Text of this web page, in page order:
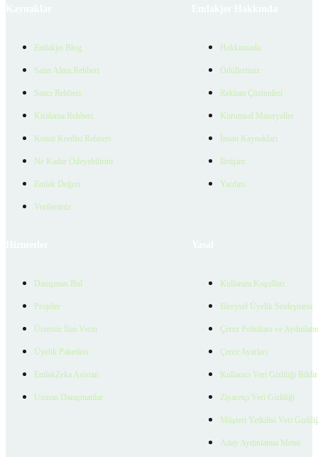
Emlakjet Blog
Satın Alma Rehberi
Satıcı Rehberi
Kiralama Rehberi
Konut Kredisi Rehberi
Ne Kadar Ödeyebilirim
Emlak Değeri
Verilerimiz
Hakkımızda
Ödüllerimiz
Reklam Çözümleri
Kurumsal Materyaller
İnsan Kaynakları
İletişim
Yardım
Danışman Bul
Projeler
Ücretsiz İlan Verin
Üyelik Paketleri
EmlakZeka Asistan
Uzman Danışmanlar
Kullanım Koşulları
Bireysel Üyelik Sözleşmesi
Çerez Politikası ve
Çerez Ayarları
Kullanıcı Veri Gizliliği
Ziyaretçi Veri Gizliliği
Müşteri Yetkilisi Veri
Aday Aydınlatma Metni